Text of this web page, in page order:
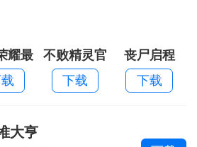
耀最
本
不败精灵官
方版
下载
丧尸启程
下载
大亨